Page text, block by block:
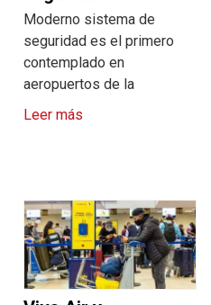
Moderno sistema de
seguridad es el primero
contemplado en
aeropuertos de la
Leer más